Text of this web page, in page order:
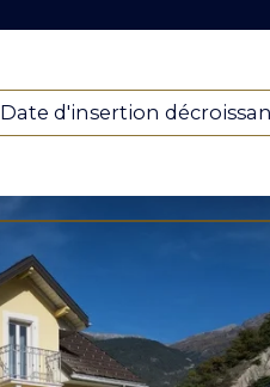
Date d'insertion